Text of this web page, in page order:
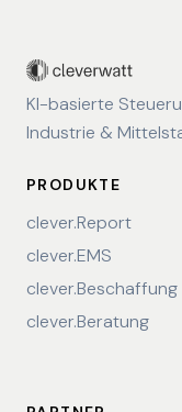
KI-basierte
Industrie &
PRODUKTE
clever.Report
clever.EMS
clever.Beschaffung
clever.Beratung